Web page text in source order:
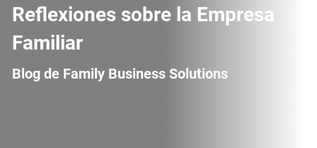
Reflexiones sobre la Empresa
Familiar
Blog de Family Business Solutions